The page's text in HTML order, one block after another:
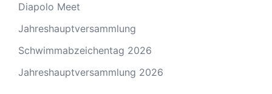
Diapolo Meet
Jahreshauptversammlung
Schwimmabzeichentag 2026
Jahreshauptversammlung 2026